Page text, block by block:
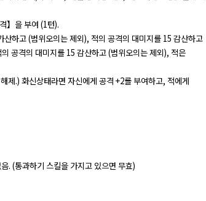
】을 부여 (1턴).
하고 (범위오의는 제외), 적의 공격의 대미지를 15 감산하고
공격의 대미지를 15 감산하고 (범위오의는 제외), 적은
제.) 화신상태라면 자신에게 공격 +2를 부여하고, 적에게
. (통과하기 스킬을 가지고 있으면 무효)